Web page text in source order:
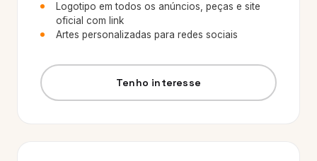
Logotipo em todos os anúncios, peças e site
oficial com link
Artes personalizadas para redes sociais
Tenho interesse